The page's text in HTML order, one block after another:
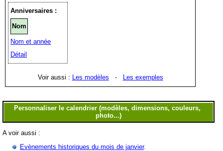
Anniversaires :
Nom
Nom et année
Détail
Voir aussi : Les modèles - Les exemples
A voir aussi :
Evènements historiques du mois de janvier.